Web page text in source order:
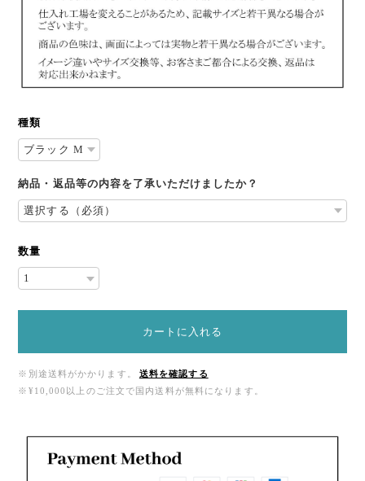
種類
納品・返品等の内容を了承いただけましたか？
数量
カートに入れる
※別途送料がかかります。
送料を確認する
※¥10,000以上のご注文で国内送料が無料になります。